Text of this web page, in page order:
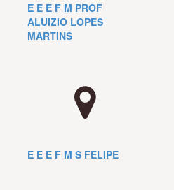
E E E F M PROF
ALUIZIO LOPES
MARTINS
E E E F M S FELIPE